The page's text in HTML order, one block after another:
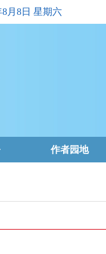
8月8日 星期六
作者园地